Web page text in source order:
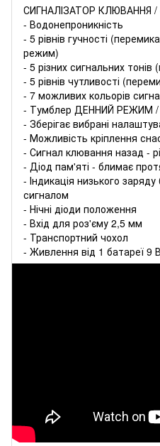
СИГНАЛІЗАТОР КЛЮВАННЯ /
- Водонепроникність
- 5 рівнів гучності
режим)
- 5 різних сигнальних тонів
- 5 рівнів чутливості
- 7 можливих кольорів
- Тумблер ДЕННИЙ РЕЖИМ
- Зберігає вибрані
- Можливість кріплення
- Сигнал клювання назад -
- Діод пам'яті - блимає
- Індикація низького
сигналом
- Нічні діоди положення
- Вхід для роз'єму 2,5 мм
- Транспортний чохол
- Живлення від 1 батареї 9 В